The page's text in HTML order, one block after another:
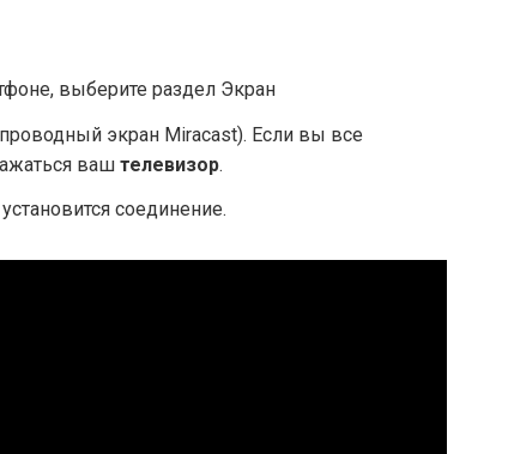
выберите раздел Экран
экран Miracast). Если вы все
ваш телевизор.
соединение.